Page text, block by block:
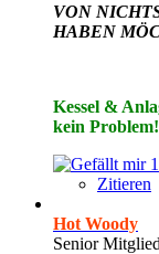
VON
HABEN
Kessel &
kein
1
Zitieren
Hot Woody
Senior Mitglied